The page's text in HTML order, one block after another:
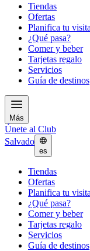
Tiendas
Ofertas
Planifica tu visita
¿Qué pasa?
Comer y beber
Tarjetas regalo
Servicios
Guía de destinos
Más
Únete al Club
Salvado
es
Tiendas
Ofertas
Planifica tu visita
¿Qué pasa?
Comer y beber
Tarjetas regalo
Servicios
Guía de destinos